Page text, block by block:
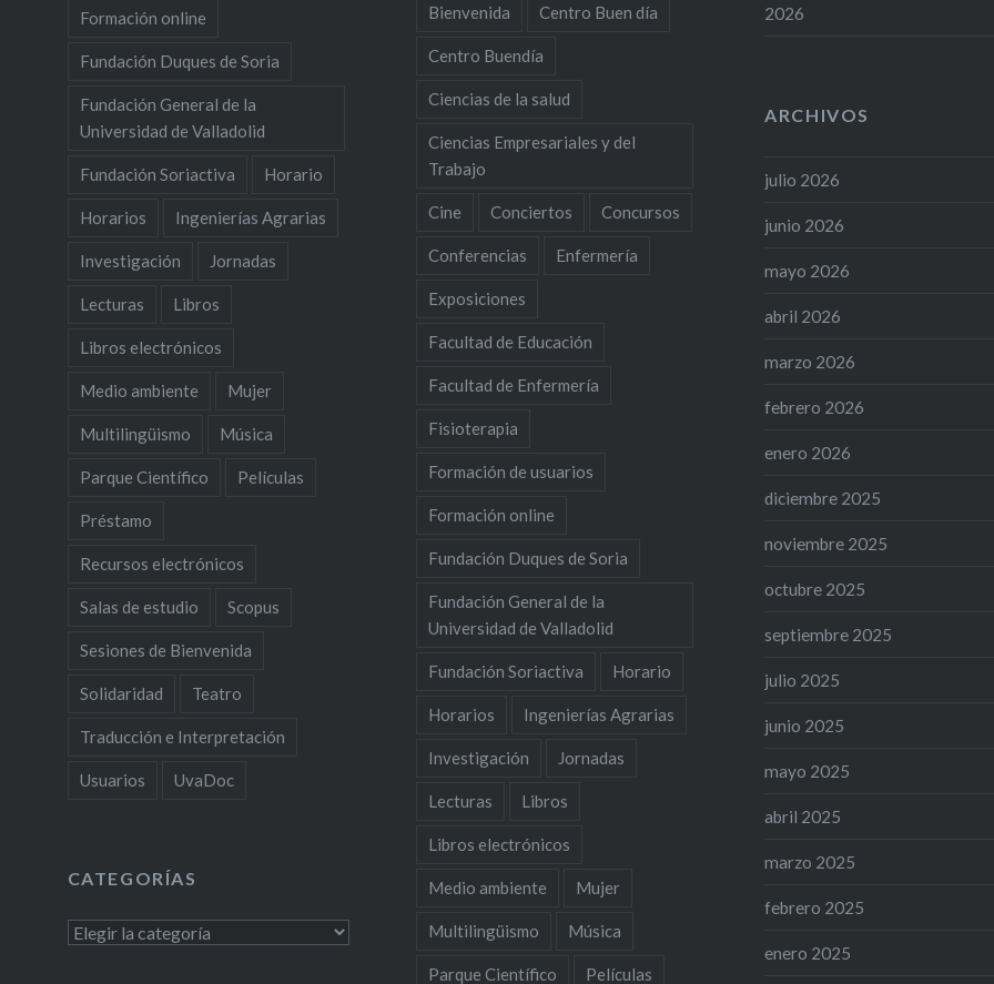
Formación online
Fundación Duques de Soria
Fundación General de la
Universidad de Valladolid
Fundación Soriactiva Horario
Horarios Ingenierías Agrarias
Investigación Jornadas
Lecturas Libros
Libros electrónicos
Medio ambiente Mujer
Multilingüismo Música
Parque Científico Películas
Préstamo
Recursos electrónicos
Salas de estudio Scopus
Sesiones de Bienvenida
Solidaridad Teatro
Traducción e Interpretación
Usuarios UvaDoc
2026
Bienvenida Centro Buen día
Centro Buendía
Ciencias de la salud
Ciencias Empresariales y del
Trabajo
Cine Conciertos Concursos
Conferencias Enfermería
Exposiciones
Facultad de Educación
Facultad de Enfermería
Fisioterapia
Formación de usuarios
Formación online
Fundación Duques de Soria
Fundación General de la
Universidad de Valladolid
Fundación Soriactiva Horario
Horarios Ingenierías Agrarias
Investigación Jornadas
Lecturas Libros
Libros electrónicos
Medio ambiente Mujer
Multilingüismo Música
Parque Científico Películas
ARCHIVOS
julio 2026
junio 2026
mayo 2026
abril 2026
marzo 2026
febrero 2026
enero 2026
diciembre 2025
noviembre 2025
octubre 2025
septiembre 2025
julio 2025
junio 2025
mayo 2025
abril 2025
marzo 2025
febrero 2025
enero 2025
CATEGORÍAS
Categorías